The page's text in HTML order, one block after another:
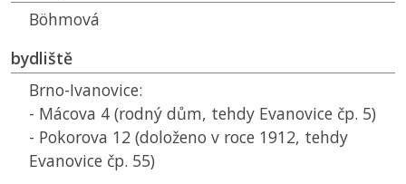
Böhmová
bydliště
Brno-Ivanovice:
- Mácova 4 (rodný dům, tehdy Evanovice čp. 5)
- Pokorova 12 (doloženo v roce 1912, tehdy
Evanovice čp. 55)